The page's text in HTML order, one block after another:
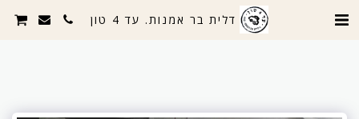
דלית בר אמנות. עד 4 טון